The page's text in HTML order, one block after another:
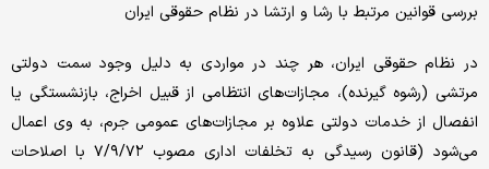
بررسی قوانین مرتبط با رشا و ارتشا در نظام حقوقی ایران
در نظام حقوقی ایران، هر چند در مواردی به دلیل وجود سمت دولتی
مرتشی (رشوه گیرنده)، مجازات‌های انتظامی از قبیل اخراج، بازنشستگی یا
انفصال از خدمات دولتی علاوه بر مجازات‌های عمومی جرم، به وی اعمال
می‌شود (قانون رسیدگی به تخلفات اداری مصوب ۷/۹/۷۲ با اصلاحات